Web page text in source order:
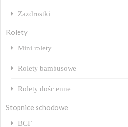
Zazdrostki
Rolety
Mini rolety
Rolety bambusowe
Rolety dościenne
Stopnice schodowe
BCF